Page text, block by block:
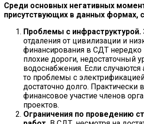
Среди основных негативных
присутствующих в данных формах,
Проблемы с инфраструктурой.
отдаления от цивилизации и
финансирования в СДТ нередко
плохие дороги, недостаточный
водоснабжения. Если
то проблемы с
достаточно долго. Практически
финансовое участие членов
проектов.
Ограничения по проведению